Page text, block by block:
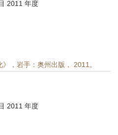
2011 年度
，岩手：奥州出版， 2011。
2011 年度